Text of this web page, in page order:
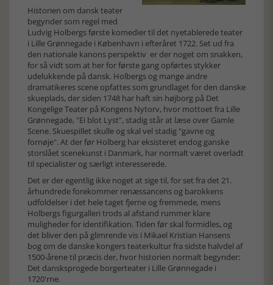
Historien om dansk teater
begynder som regel med
Ludvig Holbergs første komedier til det nyetablerede teater
i Lille Grønnegade i København i efteråret 1722. Set ud fra
den nationale kanons perspektiv er der noget om snakken,
for så vidt som at her for første gang opførtes stykker
udelukkende på dansk. Holbergs og mange andre
dramatikeres scene opfattes som grundlaget for den danske
skueplads, der siden 1748 har haft sin højborg på Det
Kongelige Teater på Kongens Nytorv, hvor mottoet fra Lille
Grønnegade, "Ei blot Lyst", stadig står at læse over Gamle
Scene. Skuespillet skulle og skal vel stadig "gavne og
fornøje". At der før Holberg har eksisteret endog ganske
storslået scenekunst i Danmark, har normalt været overladt
til specialister og særligt interesserede.
Det er der egentlig ikke noget at sige til, for set fra det 21.
århundrede forekommer renæssancens og barokkens
udfoldelser i det hele taget fjerne og fremmede, mens
Holbergs figurgalleri trods al afstand rummer klare
muligheder for identifikation. Tiden før skal formidles, og
det bliver den på glimrende vis i Mikael Kristian Hansens
bog om de danske kongers teaterkultur fra sidste halvdel af
1500-årene til præcis der, hvor historien normalt begynder:
Det dansksprogede borgerteater i Lille Grønnegade i
1720'rne.